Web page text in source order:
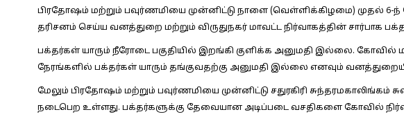
பிரதோஷம் மற்றும் பவுர்ணமியை முன்னிட்டு நாளை (வெள்ளிக்கிழமை) முதல் 6-ந்
தரிசனம் செய்ய வனத்துறை மற்றும் விருதுநகர் மாவட்ட நிர்வாகத்தின் சார்பாக
பக்தர்கள் யாரும் நீரோடை பகுதியில் இறங்கி குளிக்க அனுமதி இல்லை. கோவில்
நேரங்களில் பக்தர்கள் யாரும் தங்குவதற்கு அனுமதி இல்லை எனவும்
மேலும் பிரதோஷம் மற்றும் பவுர்ணமியை முன்னிட்டு சதுரகிரி சுந்தரமகாலிங்கம்
நடைபெற உள்ளது. பக்தர்களுக்கு தேவையான அடிப்படை வசதிகளை கோவில்